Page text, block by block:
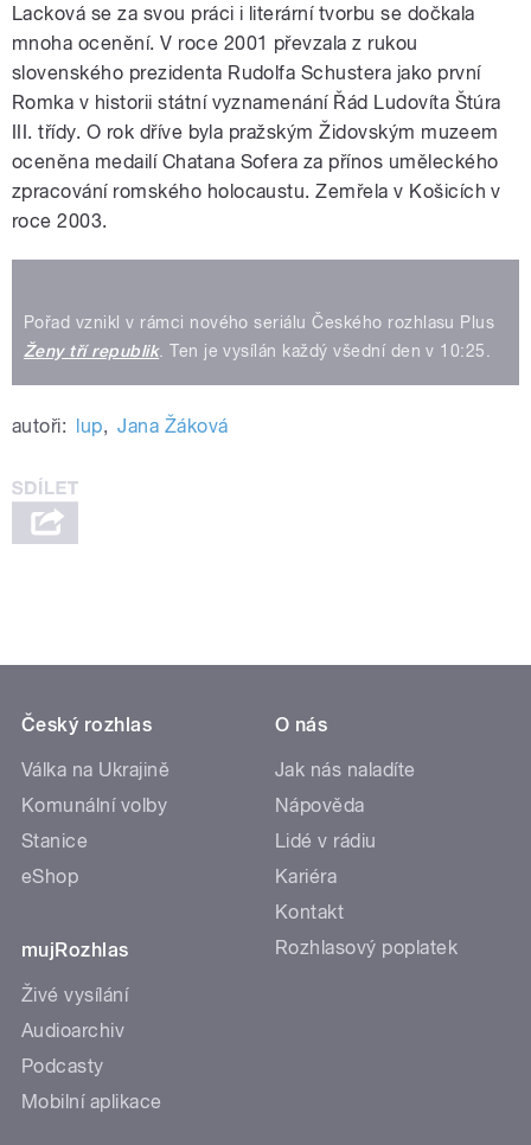
Lacková se za svou práci i literární tvorbu se dočkala
mnoha ocenění. V roce 2001 převzala z rukou
slovenského prezidenta Rudolfa Schustera jako první
Romka v historii státní vyznamenání Řád Ludovíta Štúra
III. třídy. O rok dříve byla pražským Židovským muzeem
oceněna medailí Chatana Sofera za přínos uměleckého
zpracování romského holocaustu. Zemřela v Košicích v
roce 2003.
Pořad vznikl v rámci nového seriálu Českého rozhlasu Plus
Ženy tří republik. Ten je vysílán každý všední den v 10:25.
autoři: lup, Jana Žáková
Český rozhlas
Válka na Ukrajině
Komunální volby
Stanice
eShop
mujRozhlas
Živé vysílání
Audioarchiv
Podcasty
Mobilní aplikace
O nás
Jak nás naladíte
Nápověda
Lidé v rádiu
Kariéra
Kontakt
Rozhlasový poplatek